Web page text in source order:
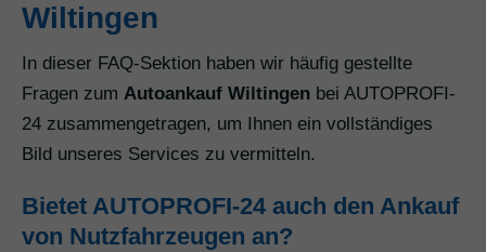
Wiltingen
In dieser FAQ-Sektion haben wir häufig gestellte
Fragen zum Autoankauf Wiltingen bei AUTOPROFI-
24 zusammengetragen, um Ihnen ein vollständiges
Bild unseres Services zu vermitteln.
Bietet AUTOPROFI-24 auch den Ankauf
von Nutzfahrzeugen an?